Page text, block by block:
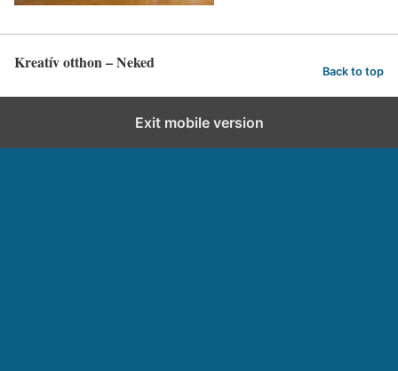
Kreatív otthon – Neked Back to top
Exit mobile version